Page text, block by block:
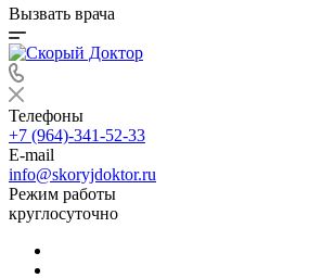
Вызвать врача
Телефоны
+7 (964)-341-52-33
E-mail
info@skoryjdoktor.ru
Режим работы
круглосуточно